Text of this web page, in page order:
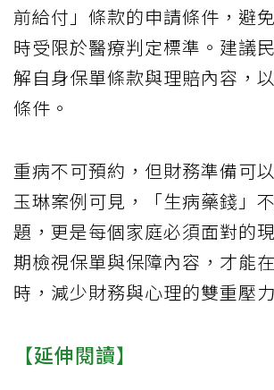
前給付」條款的申請條件，避
時受限於醫療判定標準。建議
解自身保單條款與理賠內容，
條件。
重病不可預約，但財務準備可
玉琳案例可見，「生病藥錢」
題，更是每個家庭必須面對的
期檢視保單與保障內容，才能
時，減少財務與心理的雙重壓力
【延伸閱讀】